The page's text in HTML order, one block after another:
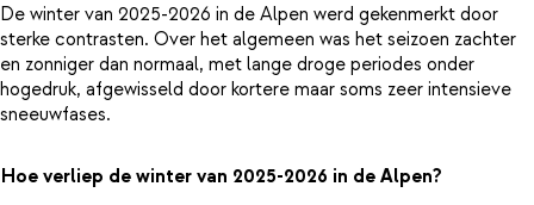
De winter van 2025-2026 in de Alpen werd gekenmerkt door
sterke contrasten. Over het algemeen was het seizoen zachter
en zonniger dan normaal, met lange droge periodes onder
hogedruk, afgewisseld door kortere maar soms zeer intensieve
sneeuwfases.
Hoe verliep de winter van 2025-2026 in de Alpen?